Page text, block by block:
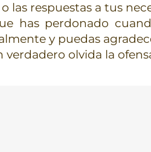
o las respuestas a tus
has perdonado
y puedas
verdadero olvida la